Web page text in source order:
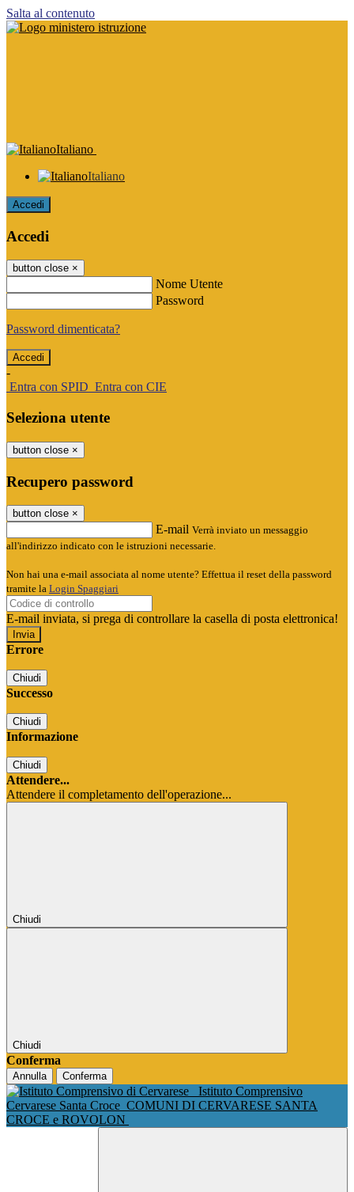
Salta al contenuto
Italiano
Italiano
Accedi
Accedi
button close ×
Nome Utente
Password
Password dimenticata?
-
Entra con SPID Entra con CIE
Seleziona utente
button close ×
Recupero password
button close ×
E-mail Verrà inviato un messaggio
all'indirizzo indicato con le istruzioni necessarie.
Non hai una e-mail associata al nome utente? Effettua il reset della password
tramite la Login Spaggiari
E-mail inviata, si prega di controllare la casella di posta elettronica!
Errore
Chiudi
Successo
Chiudi
Informazione
Chiudi
Attendere...
Attendere il completamento dell'operazione...
Chiudi
Chiudi
Conferma
Annulla Conferma
Istituto Comprensivo
Cervarese Santa Croce COMUNI DI CERVARESE SANTA
CROCE e ROVOLON